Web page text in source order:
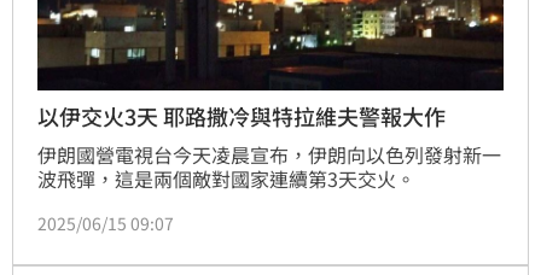
以伊交火3天 耶路撒冷與特拉維夫警報大作
伊朗國營電視台今天凌晨宣布，伊朗向以色列發射新一
波飛彈，這是兩個敵對國家連續第3天交火。
2025/06/15 09:07